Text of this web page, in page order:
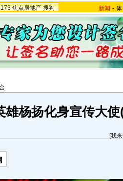
焦点房地产 搜狗 新闻 -
雄杨扬化身宣传大
[我